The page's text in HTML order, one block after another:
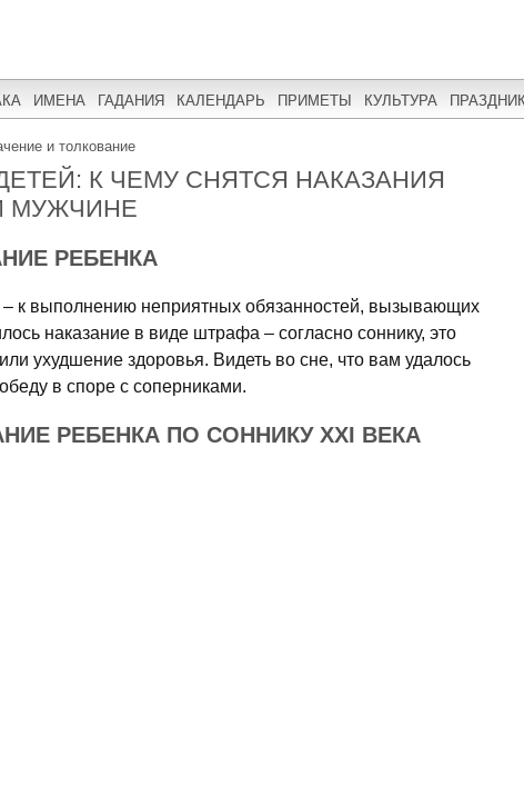
ИМЕНА ГАДАНИЯ КАЛЕНДАРЬ ПРИМЕТЫ КУЛЬТУРА
и толкование
К ЧЕМУ СНЯТСЯ НАКАЗАНИЯ
МУЖЧИНЕ
РЕБЕНКА
– к выполнению неприятных обязанностей, вызывающих
наказание в виде штрафа – согласно соннику, это
ухудшение здоровья. Видеть во сне, что вам удалось
в споре с соперниками.
РЕБЕНКА ПО СОННИКУ XXI ВЕКА